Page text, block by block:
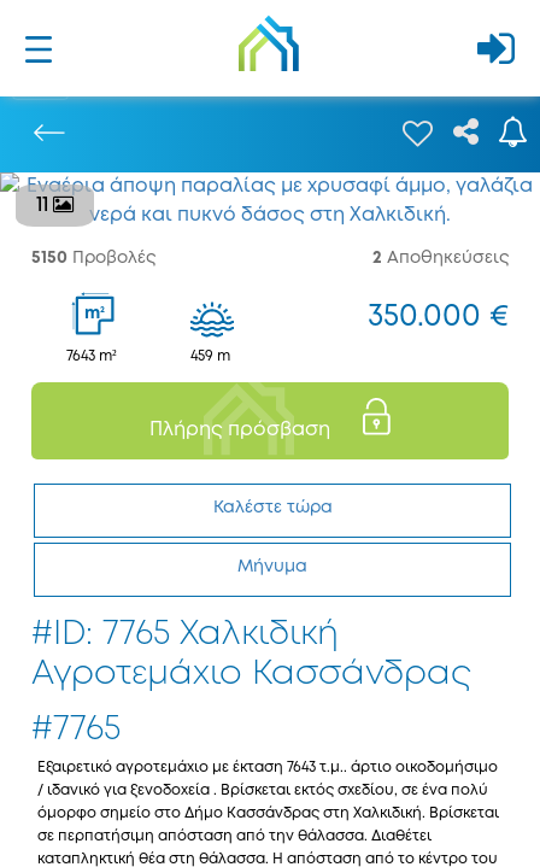
11
5150 Προβολές 2 Αποθηκεύσεις
m2
7643 m² 459 m
350.000 €
Πλήρης πρόσβαση
Καλέστε τώρα
Μήνυμα
#ID: 7765 Χαλκιδική
Αγροτεμάχιο Κασσάνδρας
#7765
Εξαιρετικό αγροτεμάχιο με έκταση 7643 τ.μ.. άρτιο οικοδομήσιμο
/ ιδανικό για ξενοδοχεία . Βρίσκεται εκτός σχεδίου, σε ένα πολύ
όμορφο σημείο στο Δήμο Κασσάνδρας στη Χαλκιδική. Βρίσκεται
σε περπατήσιμη απόσταση από την θάλασσα. Διαθέτει
καταπληκτική θέα στη θάλασσα. Η απόσταση από το κέντρο του